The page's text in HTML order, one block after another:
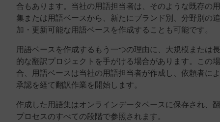
合もあります。当社の用語担当者は、そのような既存の
集または用語ベースから、新たにブランド別、分野別の追
加・更新可能な用語ベースを作成することも可能です。
用語ベースを作成するもう一つの理由に、大規模または
的な翻訳プロジェクトを手がける場合があります。この場
合、用語ベースは当社の用語担当者が作成し、依頼者に
承認を経て翻訳作業を開始します。
作成した用語集はオンラインデータベースに保存され、
プロセスのすべての段階で参照されます。